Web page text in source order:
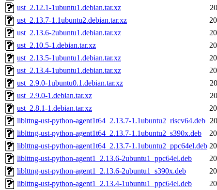
ust_2.12.1-1ubuntu1.debian.tar.xz
ust_2.13.7-1.1ubuntu2.debian.tar.xz
ust_2.13.6-2ubuntu1.debian.tar.xz
ust_2.10.5-1.debian.tar.xz
ust_2.13.5-1ubuntu1.debian.tar.xz
ust_2.13.4-1ubuntu1.debian.tar.xz
ust_2.9.0-1ubuntu0.1.debian.tar.xz
ust_2.9.0-1.debian.tar.xz
ust_2.8.1-1.debian.tar.xz
liblttng-ust-python-agent1t64_2.13.7-1.1ubuntu2_riscv64.deb
liblttng-ust-python-agent1t64_2.13.7-1.1ubuntu2_s390x.deb
liblttng-ust-python-agent1t64_2.13.7-1.1ubuntu2_ppc64el.deb
liblttng-ust-python-agent1_2.13.6-2ubuntu1_ppc64el.deb
liblttng-ust-python-agent1_2.13.6-2ubuntu1_s390x.deb
liblttng-ust-python-agent1_2.13.4-1ubuntu1_ppc64el.deb